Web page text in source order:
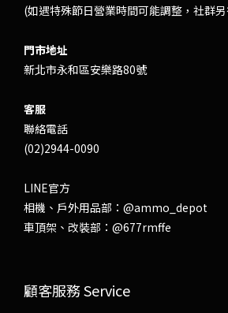
(如遇特殊節日營業時間可能調整，社群
門市地址
新北市永和區安樂路80號
客服
聯絡電話
(02)2944-0090
LINE官方
相機、戶外用品部： @ammo_depot
車頂架、改裝部： @677rmffe
顧客服務 Service